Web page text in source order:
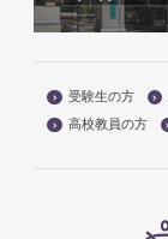
受験生の方
高校教員の方